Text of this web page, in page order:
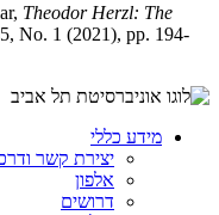
Theodor Herzl: The
No. 1 (2021), pp. 194-
מידע כללי
יצירת קשר
אלפון
דרושים